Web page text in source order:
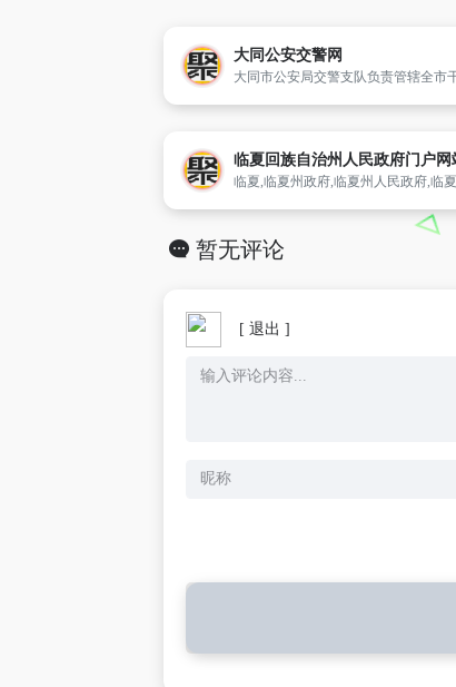
大同公安交警网
临夏回族自治州人民政府门户网
暂无评论
[ 退出 ]